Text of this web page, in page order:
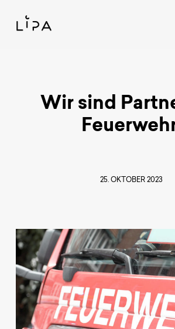
Wir sind
25. OKTOBER 2023